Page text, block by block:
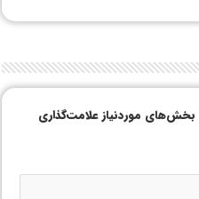
بخش‌های موردنیاز علامت‌گذاری